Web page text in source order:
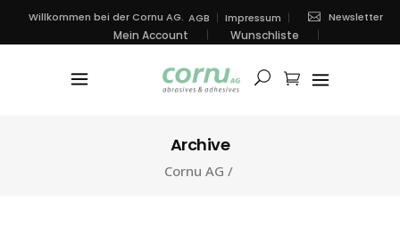
Willkommen bei der Cornu AG. AGB Impressum Newsletter
Mein Account Wunschliste
Archive
Cornu AG /